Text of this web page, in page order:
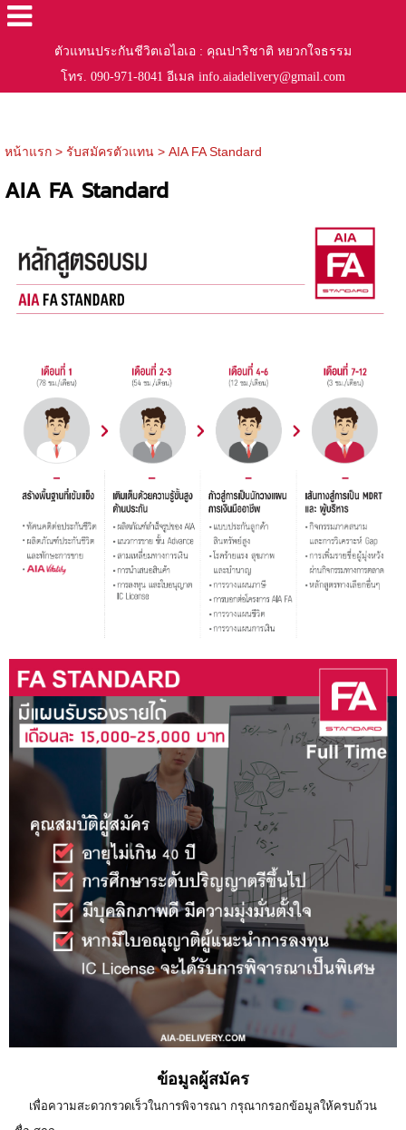
ตัวแทนประกันชีวิตเอไอเอ : คุณปาริชาติ หยวกใจธรรม
โทร. 090-971-8041 อีเมล info.aiadelivery@gmail.com
หน้าแรก> รับสมัครตัวแทน> AIA FA Standard
AIA FA Standard
ข้อมูลผู้สมัคร
เพื่อความสะดวกรวดเร็วในการพิจารณา กรุณากรอกข้อมูลให้ครบถ้วน